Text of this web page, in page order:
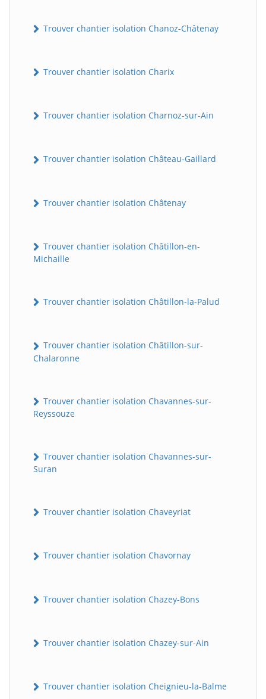
Trouver chantier isolation Chanoz-Châtenay
Trouver chantier isolation Charix
Trouver chantier isolation Charnoz-sur-Ain
Trouver chantier isolation Château-Gaillard
Trouver chantier isolation Châtenay
Trouver chantier isolation Châtillon-en-
Michaille
Trouver chantier isolation Châtillon-la-Palud
Trouver chantier isolation Châtillon-sur-
Chalaronne
Trouver chantier isolation Chavannes-sur-
Reyssouze
Trouver chantier isolation Chavannes-sur-
Suran
Trouver chantier isolation Chaveyriat
Trouver chantier isolation Chavornay
Trouver chantier isolation Chazey-Bons
Trouver chantier isolation Chazey-sur-Ain
Trouver chantier isolation Cheignieu-la-Balme